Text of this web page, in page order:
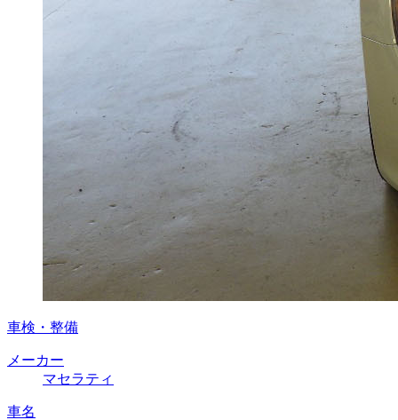
車検・整備
メーカー
マセラティ
車名